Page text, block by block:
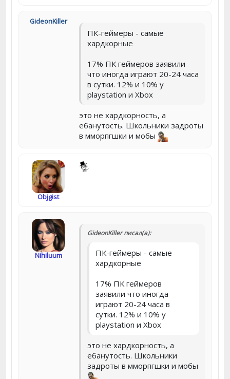
GideonKiller
ПК-геймеры - самые
хардкорные
17% ПК геймеров заявили
что иногда играют 20-24 часа
в сутки. 12% и 10% у
playstation и Xbox
это не хардкорность, а
ебанутость. Школьники задроты
в мморпгшки и мобы
Objgist
Nihiluum
GideonKiller писал(а):
ПК-геймеры - самые
хардкорные
17% ПК геймеров
заявили что иногда
играют 20-24 часа в
сутки. 12% и 10% у
playstation и Xbox
это не хардкорность, а
ебанутость. Школьники
задроты в мморпгшки и мобы